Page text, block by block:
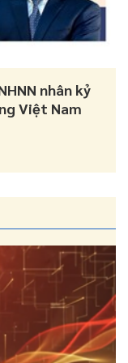
nhân kỷ
Việt Nam